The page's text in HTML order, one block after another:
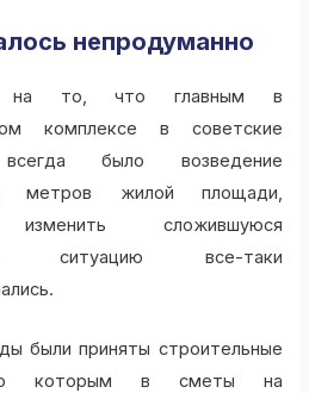
непродуманно
на то, что главным в
комплексе в советские
было возведение
метров жилой площади,
сложившуюся
ситуацию все-таки
были приняты строительные
которым в сметы на